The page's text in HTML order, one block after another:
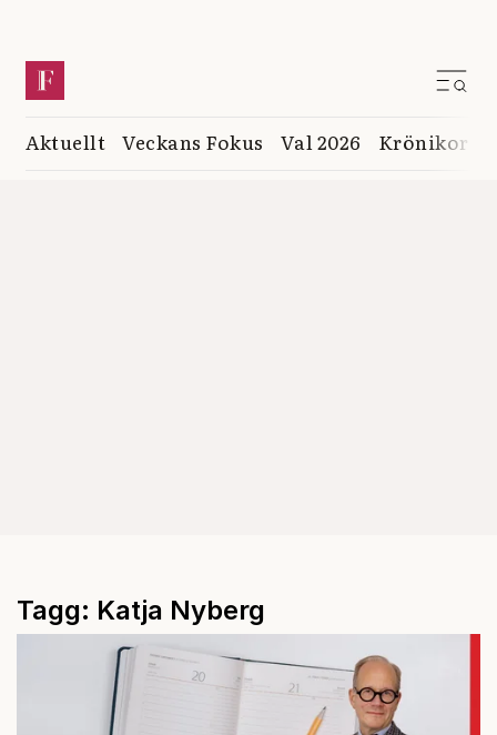
Aktuellt Veckans Fokus Val 2026 Krönikor
Tagg: Katja Nyberg